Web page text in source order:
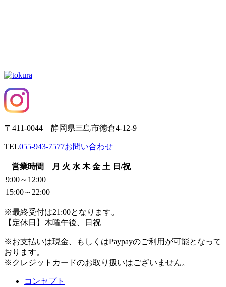
〒411-0044 静岡県三島市徳倉4-12-9
TEL055-943-7577お問い合わせ
営業時間 月 火 水 木 金 土 日/祝
9:00～12:00
15:00～22:00
※最終受付は21:00となります。
【定休日】木曜午後、日祝
※お支払いは現金、もしくはPaypayのご利用が可能となって
おります。
※クレジットカードのお取り扱いはございません。
コンセプト